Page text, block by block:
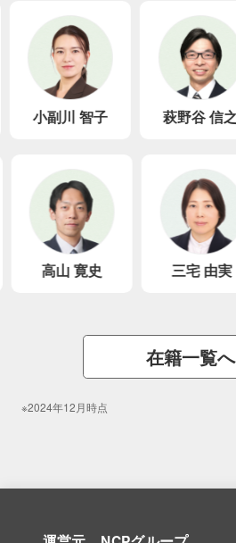
小副川 智子 萩野谷 信之
高山 寛史 三宅 由実
在籍一覧へ
※2024年12月時点